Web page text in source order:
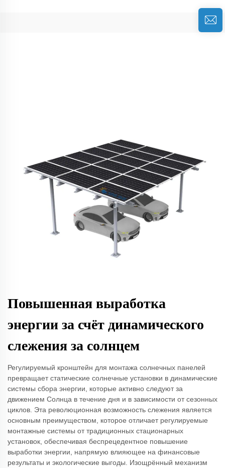
Повышенная выработка
энергии за счёт динамического
слежения за солнцем
Регулируемый кронштейн для монтажа солнечных панелей
превращает статические солнечные установки в динамические
системы сбора энергии, которые активно следуют за
движением Солнца в течение дня и в зависимости от сезонных
циклов. Эта революционная возможность слежения является
основным преимуществом, которое отличает регулируемые
монтажные системы от традиционных стационарных
установок, обеспечивая беспрецедентное повышение
выработки энергии, напрямую влияющее на финансовые
результаты и экологические выгоды. Изощрённый механизм